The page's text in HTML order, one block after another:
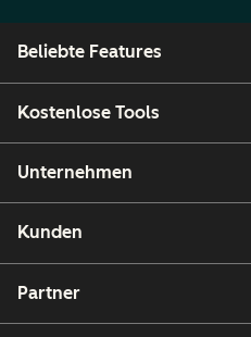
Beliebte Features
Kostenlose Tools
Unternehmen
Kunden
Partner